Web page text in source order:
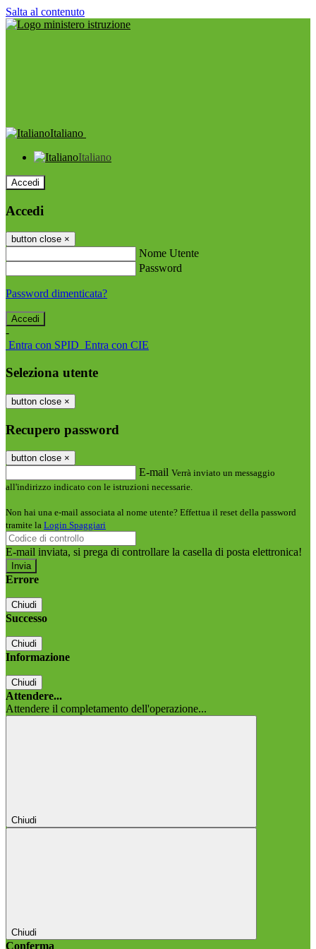
Salta al contenuto
Italiano
Italiano
Accedi
Accedi
button close ×
Nome Utente
Password
Password dimenticata?
-
Entra con SPID Entra con CIE
Seleziona utente
button close ×
Recupero password
button close ×
E-mail Verrà inviato un messaggio
all'indirizzo indicato con le istruzioni necessarie.
Non hai una e-mail associata al nome utente? Effettua il reset della password
tramite la Login Spaggiari
E-mail inviata, si prega di controllare la casella di posta elettronica!
Errore
Chiudi
Successo
Chiudi
Informazione
Chiudi
Attendere...
Attendere il completamento dell'operazione...
Chiudi
Chiudi
Conferma